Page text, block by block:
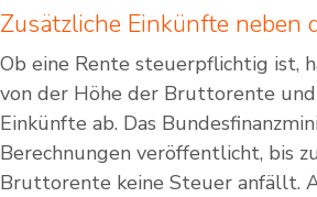
Zusätzliche Einkünfte neben
Ob eine Rente steuerpflichtig ist,
von der Höhe der Bruttorente
Einkünfte ab. Das
Berechnungen veröffentlicht, bis
Bruttorente keine Steuer anfällt.